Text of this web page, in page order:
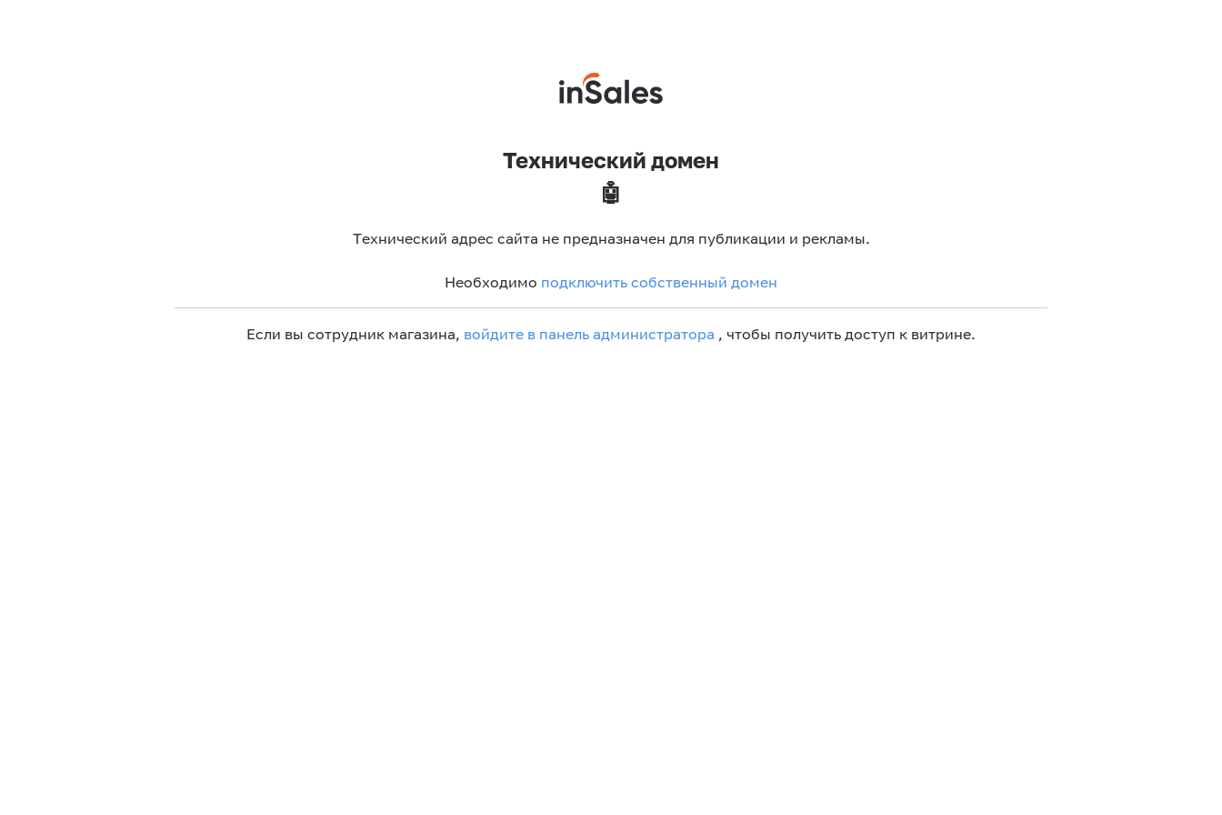
Технический домен
🤖
Технический адрес сайта не предназначен для публикации и рекламы.
Необходимо подключить собственный домен
Если вы сотрудник магазина, войдите в панель администратора , чтобы получить доступ к витрине.